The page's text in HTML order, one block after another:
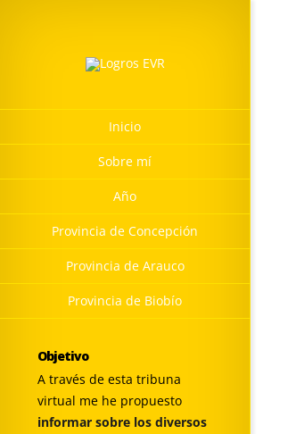
Inicio
Sobre mí
Año
Provincia de Concepción
Provincia de Arauco
Provincia de Biobío
Objetivo
A través de esta tribuna
virtual me he propuesto
informar sobre los diversos